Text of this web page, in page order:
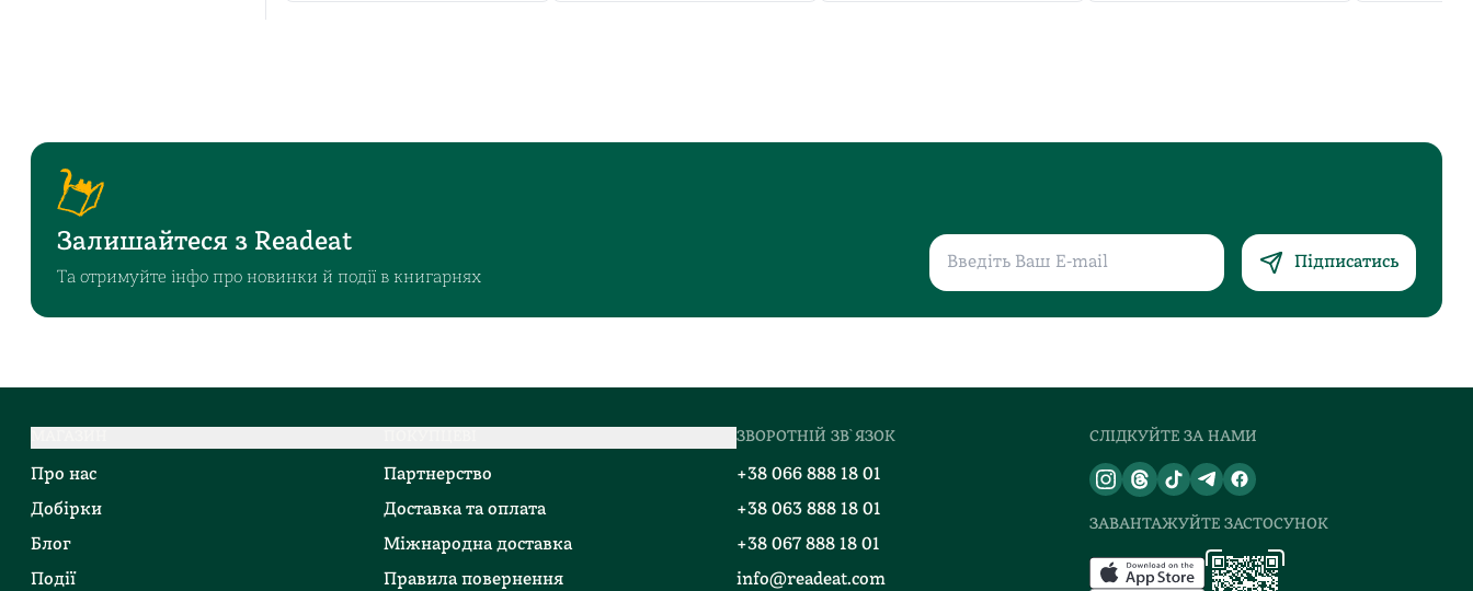
Залишайтеся з Readeat
Та отримуйте інфо про новинки й події в книгарнях
Підписатись
Про нас
Добірки
Блог
Події
Партнерство
Доставка та оплата
Міжнародна доставка
Правила повернення
ЗВОРОТНІЙ ЗВ`ЯЗОК
+38 066 888 18 01
+38 063 888 18 01
+38 067 888 18 01
info@readeat.com
СЛІДКУЙТЕ ЗА НАМИ
ЗАВАНТАЖУЙТЕ ЗАСТОСУНОК